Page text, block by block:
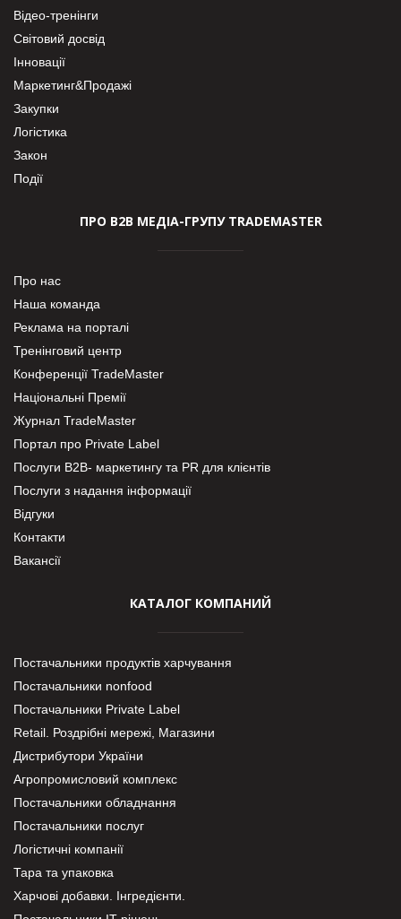
Відео-тренінги
Світовий досвід
Інновації
Маркетинг&Продажі
Закупки
Логістика
Закон
Події
ПРО В2В МЕДІА-ГРУПУ TRADEMASTER
Про нас
Наша команда
Реклама на порталі
Тренінговий центр
Конференції TradeMaster
Національні Премії
Журнал TradeMaster
Портал про Private Label
Послуги В2В- маркетингу та PR для клієнтів
Послуги з надання інформації
Відгуки
Контакти
Вакансії
КАТАЛОГ КОМПАНИЙ
Постачальники продуктів харчування
Постачальники nonfood
Постачальники Private Label
Retail. Роздрібні мережі, Магазини
Дистрибутори України
Агропромисловий комплекс
Постачальники обладнання
Постачальники послуг
Логістичні компанії
Тара та упаковка
Харчові добавки. Інгредієнти.